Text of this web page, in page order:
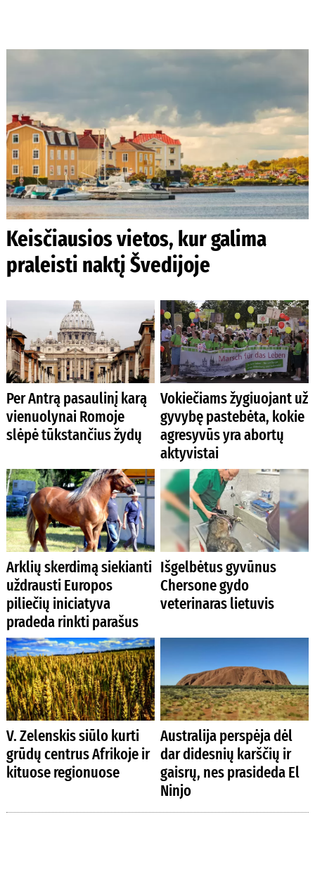
Keisčiausios vietos, kur galima
praleisti naktį Švedijoje
Per Antrą pasaulinį karą
vienuolynai Romoje
slėpė tūkstančius žydų
Vokiečiams žygiuojant už
gyvybę pastebėta, kokie
agresyvūs yra abortų
aktyvistai
Arklių skerdimą siekianti
uždrausti Europos
piliečių iniciatyva
pradeda rinkti parašus
Išgelbėtus gyvūnus
Chersone gydo
veterinaras lietuvis
V. Zelenskis siūlo kurti
grūdų centrus Afrikoje ir
kituose regionuose
Australija perspėja dėl
dar didesnių karščių ir
gaisrų, nes prasideda El
Ninjo